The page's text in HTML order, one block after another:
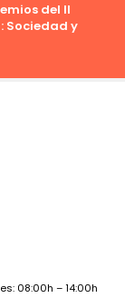
del II
Sociedad y
08:00h – 14:00h